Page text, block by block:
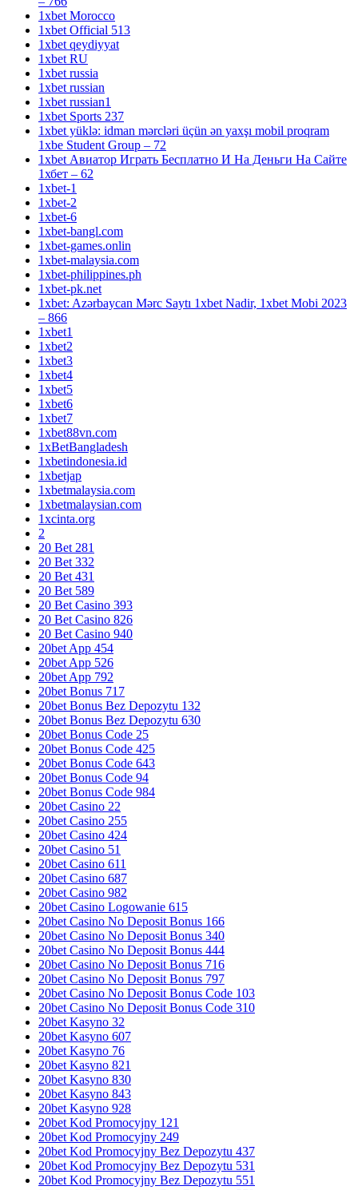
1xbet Morocco
1xbet Official 513
1xbet qeydiyyat
1xbet RU
1xbet russia
1xbet russian
1xbet russian1
1xbet Sports 237
1xbet yüklə: idman mərcləri üçün ən yaxşı mobil proqram
1xbe Student Group – 72
1xbet Авиатор Играть Бесплатно И На Деньги На Сайте
1хбет – 62
1xbet-1
1xbet-2
1xbet-6
1xbet-bangl.com
1xbet-games.onlin
1xbet-malaysia.com
1xbet-philippines.ph
1xbet-pk.net
1xbet: Azərbaycan Mərc Saytı 1xbet Nadir, 1xbet Mobi 2023
– 866
1xbet1
1xbet2
1xbet3
1xbet4
1xbet5
1xbet6
1xbet7
1xbet88vn.com
1xBetBangladesh
1xbetindonesia.id
1xbetjap
1xbetmalaysia.com
1xbetmalaysian.com
1xcinta.org
2
20 Bet 281
20 Bet 332
20 Bet 431
20 Bet 589
20 Bet Casino 393
20 Bet Casino 826
20 Bet Casino 940
20bet App 454
20bet App 526
20bet App 792
20bet Bonus 717
20bet Bonus Bez Depozytu 132
20bet Bonus Bez Depozytu 630
20bet Bonus Code 25
20bet Bonus Code 425
20bet Bonus Code 643
20bet Bonus Code 94
20bet Bonus Code 984
20bet Casino 22
20bet Casino 255
20bet Casino 424
20bet Casino 51
20bet Casino 611
20bet Casino 687
20bet Casino 982
20bet Casino Logowanie 615
20bet Casino No Deposit Bonus 166
20bet Casino No Deposit Bonus 340
20bet Casino No Deposit Bonus 444
20bet Casino No Deposit Bonus 716
20bet Casino No Deposit Bonus 797
20bet Casino No Deposit Bonus Code 103
20bet Casino No Deposit Bonus Code 310
20bet Kasyno 32
20bet Kasyno 607
20bet Kasyno 76
20bet Kasyno 821
20bet Kasyno 830
20bet Kasyno 843
20bet Kasyno 928
20bet Kod Promocyjny 121
20bet Kod Promocyjny 249
20bet Kod Promocyjny Bez Depozytu 437
20bet Kod Promocyjny Bez Depozytu 531
20bet Kod Promocyjny Bez Depozytu 551